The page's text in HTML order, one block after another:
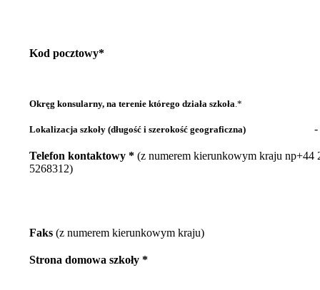
Kod pocztowy*
Okręg konsularny, na terenie którego działa szkoła .*
Lokalizacja szkoły (długość i szerokość geograficzna) -
Telefon kontaktowy * (z numerem kierunkowym kraju np+44
5268312)
Faks (z numerem kierunkowym kraju)
Strona domowa szkoły *